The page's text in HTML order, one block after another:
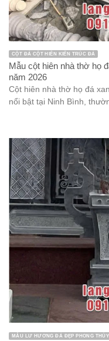
CỘT ĐÁ CỘT HIÊN KIẾN TRÚC ĐÁ
Mẫu cột hiên nhà thờ họ
năm 2026
Cột hiên nhà thờ họ đá
nổi bật tại Ninh Bình,
MẪU LƯ HƯƠNG ĐÁ ĐẸP PHONG